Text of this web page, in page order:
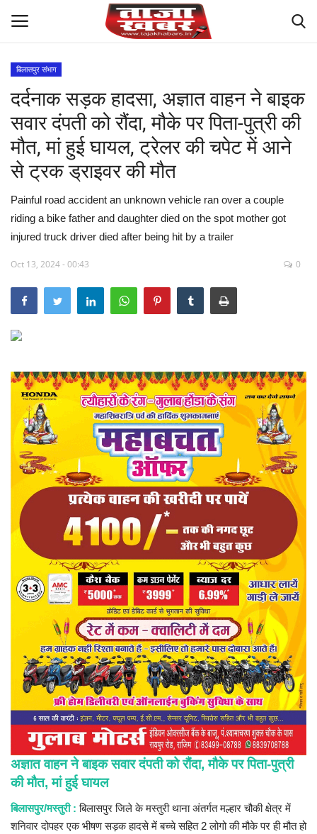
देश
मध्य प्रदेश
विश्व
मुख्य समाचार
विदेश
राष्ट्रीय
राज्य
व्यापार
संपादकीय
रोजगार
राजनीति
मैगज़ीन की लेख
प्रमुख खबर
हेल्थ
Language
English hindi
बिलासपुर संभाग
दर्दनाक सड़क हादसा, अज्ञात वाहन ने बाइक
सवार दंपती को रौंदा, मौके पर पिता-पुत्री की
मौत, मां हुई घायल, ट्रेलर की चपेट में आने
से ट्रक ड्राइवर की मौत
Painful road accident an unknown vehicle ran over a couple
riding a bike father and daughter died on the spot mother got
injured truck driver died after being hit by a trailer
Oct 13, 2024 - 00:43 0
अज्ञात वाहन ने बाइक सवार दंपती को रौंदा, मौके पर पिता-पुत्री
की मौत, मां हुई घायल
बिलासपुर/मस्तुरी : बिलासपुर जिले के मस्तुरी थाना अंतर्गत मल्हार चौकी क्षेत्र में
शनिवार दोपहर एक भीषण सड़क हादसे में बच्चे सहित 2 लोगो की मौके पर ही मौत हो